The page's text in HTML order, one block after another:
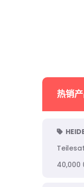
热销
40,000